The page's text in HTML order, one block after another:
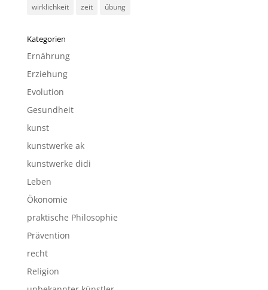
wirklichkeit
zeit übung
Kategorien
Ernährung
Erziehung
Evolution
Gesundheit
kunst
kunstwerke ak
kunstwerke didi
Leben
Ökonomie
praktische Philosophie
Prävention
recht
Religion